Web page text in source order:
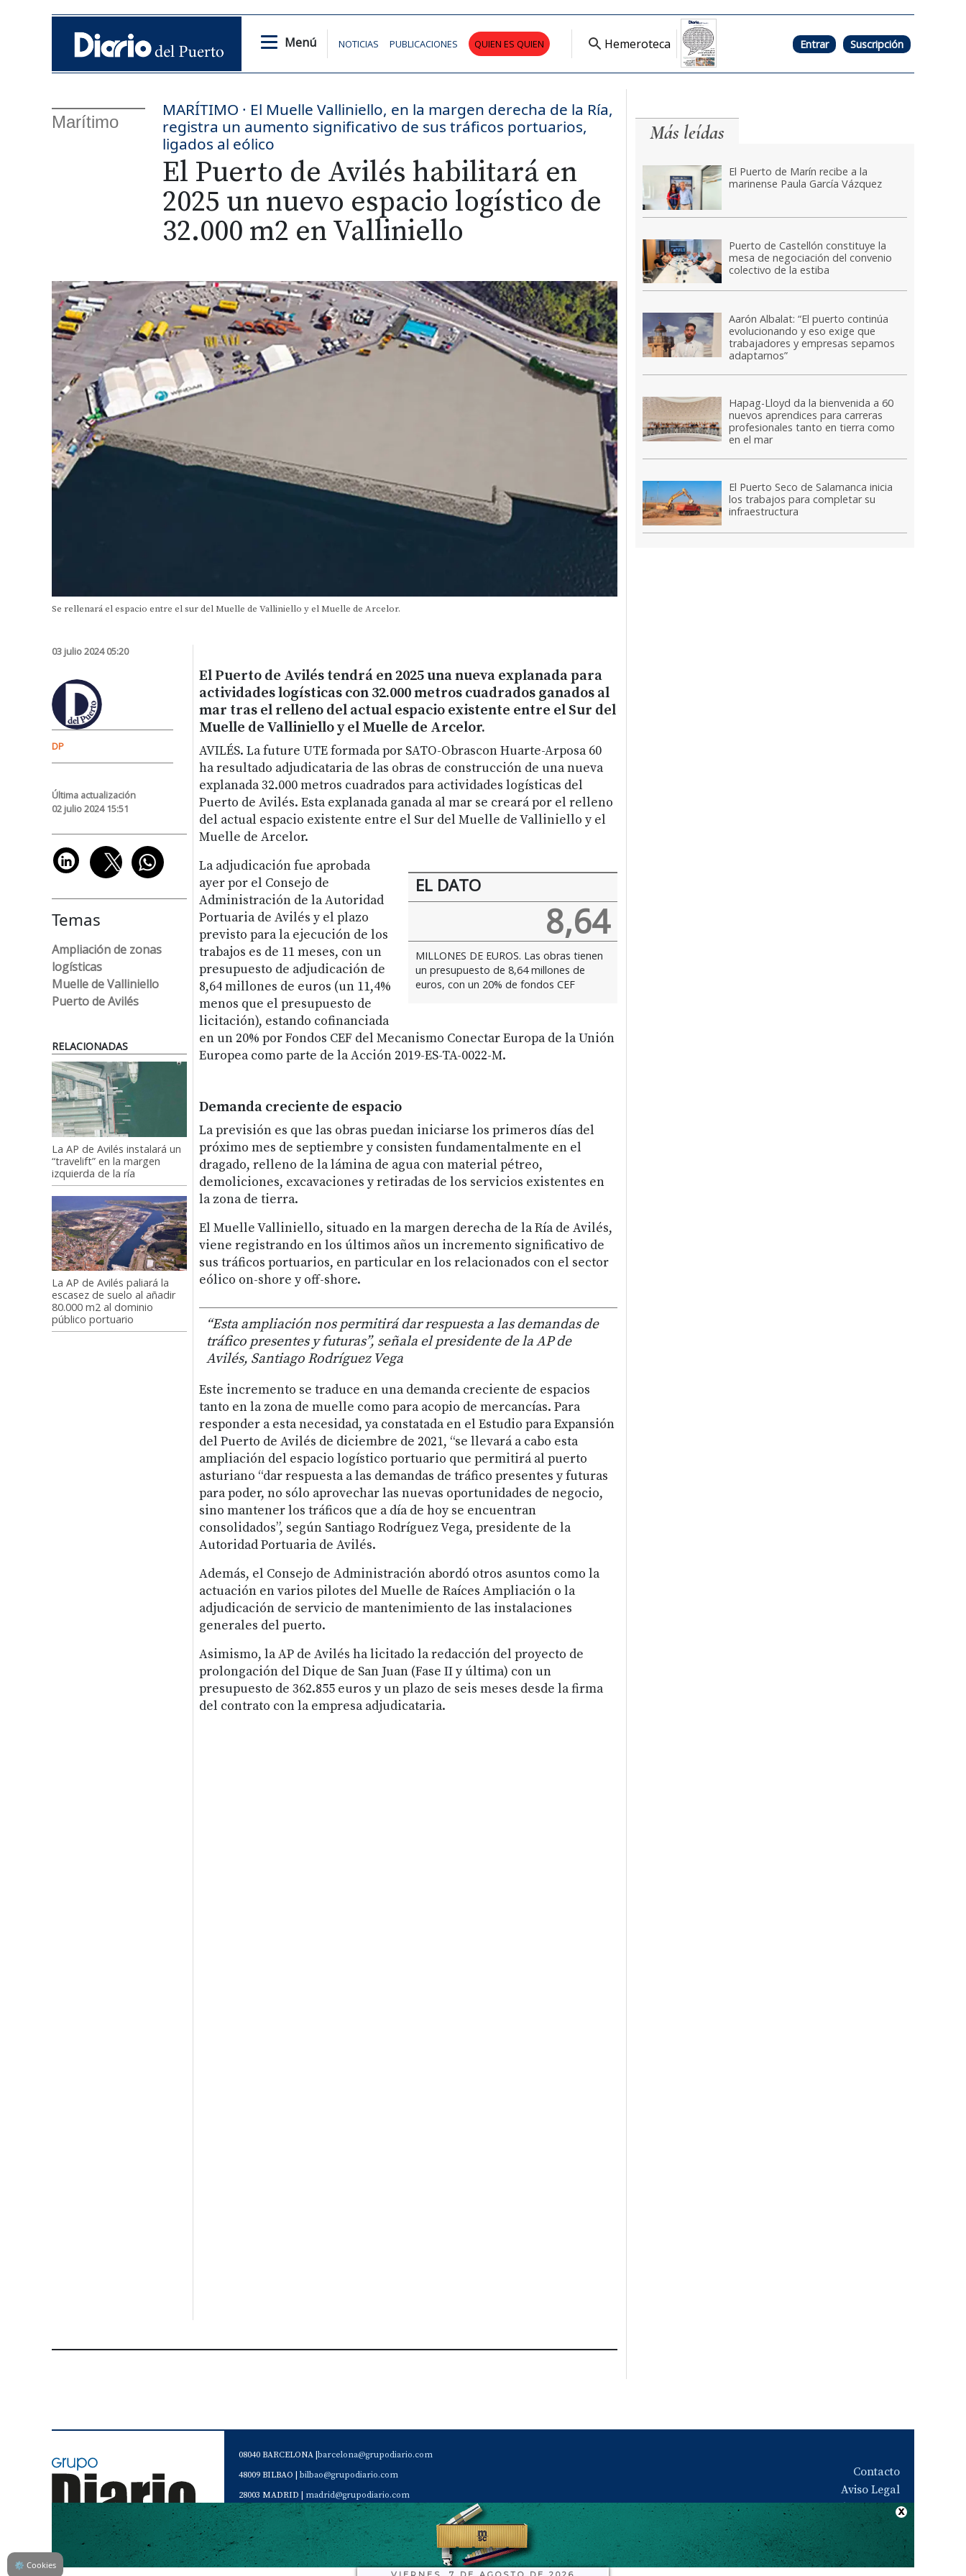
Menú NOTICIAS PUBLICACIONES QUIEN ES QUIEN Hemeroteca Entrar Suscripción
Marítimo
MARÍTIMO · El Muelle Valliniello, en la margen derecha de la Ría,
registra un aumento significativo de sus tráficos portuarios,
ligados al eólico
El Puerto de Avilés habilitará en
2025 un nuevo espacio logístico de
32.000 m2 en Valliniello
Se rellenará el espacio entre el sur del Muelle de Valliniello y el Muelle de Arcelor.
03 julio 2024 05:20
DP
Última actualización
02 julio 2024 15:51
Temas
Ampliación de zonas
logísticas
Muelle de Valliniello
Puerto de Avilés
RELACIONADAS
La AP de Avilés instalará un
“travelift” en la margen
izquierda de la ría
La AP de Avilés paliará la
escasez de suelo al añadir
80.000 m2 al dominio
público portuario
El Puerto de Avilés tendrá en 2025 una nueva explanada para
actividades logísticas con 32.000 metros cuadrados ganados al
mar tras el relleno del actual espacio existente entre el Sur del
Muelle de Valliniello y el Muelle de Arcelor.
AVILÉS. La future UTE formada por SATO-Obrascon Huarte-Arposa 60
ha resultado adjudicataria de las obras de construcción de una nueva
explanada 32.000 metros cuadrados para actividades logísticas del
Puerto de Avilés. Esta explanada ganada al mar se creará por el relleno
del actual espacio existente entre el Sur del Muelle de Valliniello y el
Muelle de Arcelor.
EL DATO
8,64
MILLONES DE EUROS. Las obras tienen
un presupuesto de 8,64 millones de
euros, con un 20% de fondos CEF
La adjudicación fue aprobada
ayer por el Consejo de
Administración de la Autoridad
Portuaria de Avilés y el plazo
previsto para la ejecución de los
trabajos es de 11 meses, con un
presupuesto de adjudicación de
8,64 millones de euros (un 11,4%
menos que el presupuesto de
licitación), estando cofinanciada
en un 20% por Fondos CEF del Mecanismo Conectar Europa de la Unión
Europea como parte de la Acción 2019-ES-TA-0022-M.
Demanda creciente de espacio
La previsión es que las obras puedan iniciarse los primeros días del
próximo mes de septiembre y consisten fundamentalmente en el
dragado, relleno de la lámina de agua con material pétreo,
demoliciones, excavaciones y retiradas de los servicios existentes en
la zona de tierra.
El Muelle Valliniello, situado en la margen derecha de la Ría de Avilés,
viene registrando en los últimos años un incremento significativo de
sus tráficos portuarios, en particular en los relacionados con el sector
eólico on-shore y off-shore.
“Esta ampliación nos permitirá dar respuesta a las demandas de
tráfico presentes y futuras”, señala el presidente de la AP de
Avilés, Santiago Rodríguez Vega
Este incremento se traduce en una demanda creciente de espacios
tanto en la zona de muelle como para acopio de mercancías. Para
responder a esta necesidad, ya constatada en el Estudio para Expansión
del Puerto de Avilés de diciembre de 2021, “se llevará a cabo esta
ampliación del espacio logístico portuario que permitirá al puerto
asturiano “dar respuesta a las demandas de tráfico presentes y futuras
para poder, no sólo aprovechar las nuevas oportunidades de negocio,
sino mantener los tráficos que a día de hoy se encuentran
consolidados”, según Santiago Rodríguez Vega, presidente de la
Autoridad Portuaria de Avilés.
Además, el Consejo de Administración abordó otros asuntos como la
actuación en varios pilotes del Muelle de Raíces Ampliación o la
adjudicación de servicio de mantenimiento de las instalaciones
generales del puerto.
Asimismo, la AP de Avilés ha licitado la redacción del proyecto de
prolongación del Dique de San Juan (Fase II y última) con un
presupuesto de 362.855 euros y un plazo de seis meses desde la firma
del contrato con la empresa adjudicataria.
Más leídas
El Puerto de Marín recibe a la
marinense Paula García Vázquez
Puerto de Castellón constituye la
mesa de negociación del convenio
colectivo de la estiba
Aarón Albalat: “El puerto continúa
evolucionando y eso exige que
trabajadores y empresas sepamos
adaptarnos”
Hapag-Lloyd da la bienvenida a 60
nuevos aprendices para carreras
profesionales tanto en tierra como
en el mar
El Puerto Seco de Salamanca inicia
los trabajos para completar su
infraestructura
08040 BARCELONA | barcelona@grupodiario.com
48009 BILBAO | bilbao@grupodiario.com
28003 MADRID | madrid@grupodiario.com
46120 Alboraya. VALENCIA |
valencia@grupodiario.com
Servicio de Atención al Socio Suscriptor | sas@grupodiario.com
Teléfono de contacto de Diario del Puerto: 96 330 18 32
Contacto
Aviso Legal
Quiénes somos
Política de privacidad
⚙ Cookies